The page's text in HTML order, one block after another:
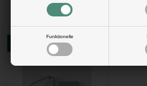
Funktionelle
Tilbehør til indramning